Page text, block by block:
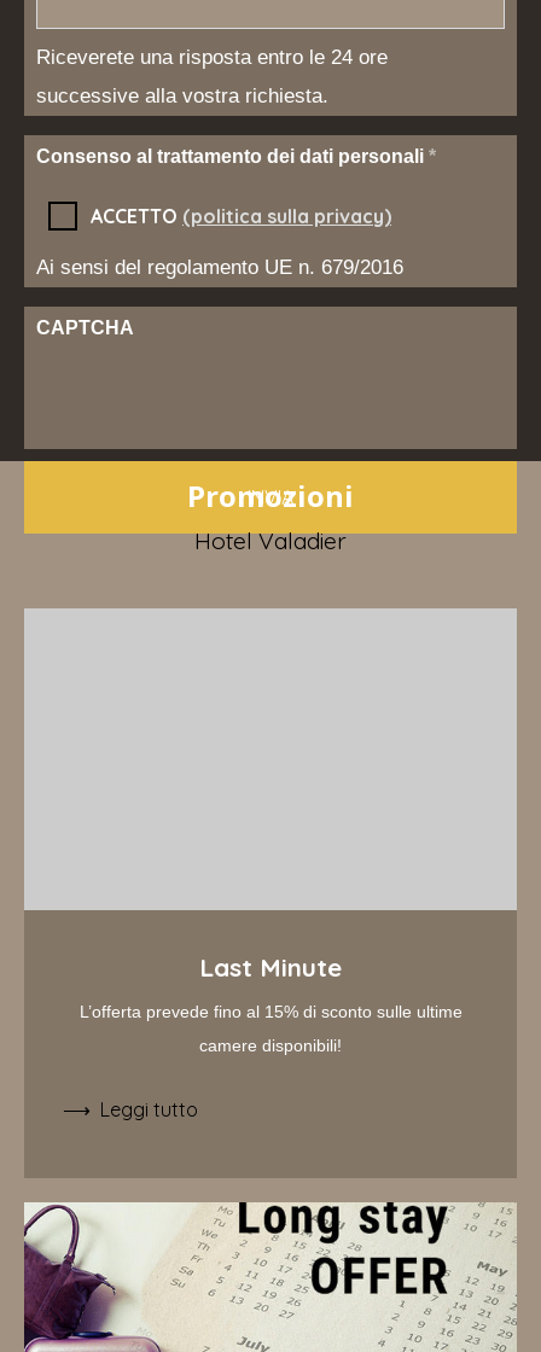
Riceverete una risposta entro le 24 ore
successive alla vostra richiesta.
Consenso al trattamento dei dati personali *
ACCETTO (politica sulla privacy)
Ai sensi del regolamento UE n. 679/2016
CAPTCHA
Promozioni
Hotel Valadier
Last Minute
L’offerta prevede fino al 15% di sconto sulle ultime
camere disponibili!
Leggi tutto